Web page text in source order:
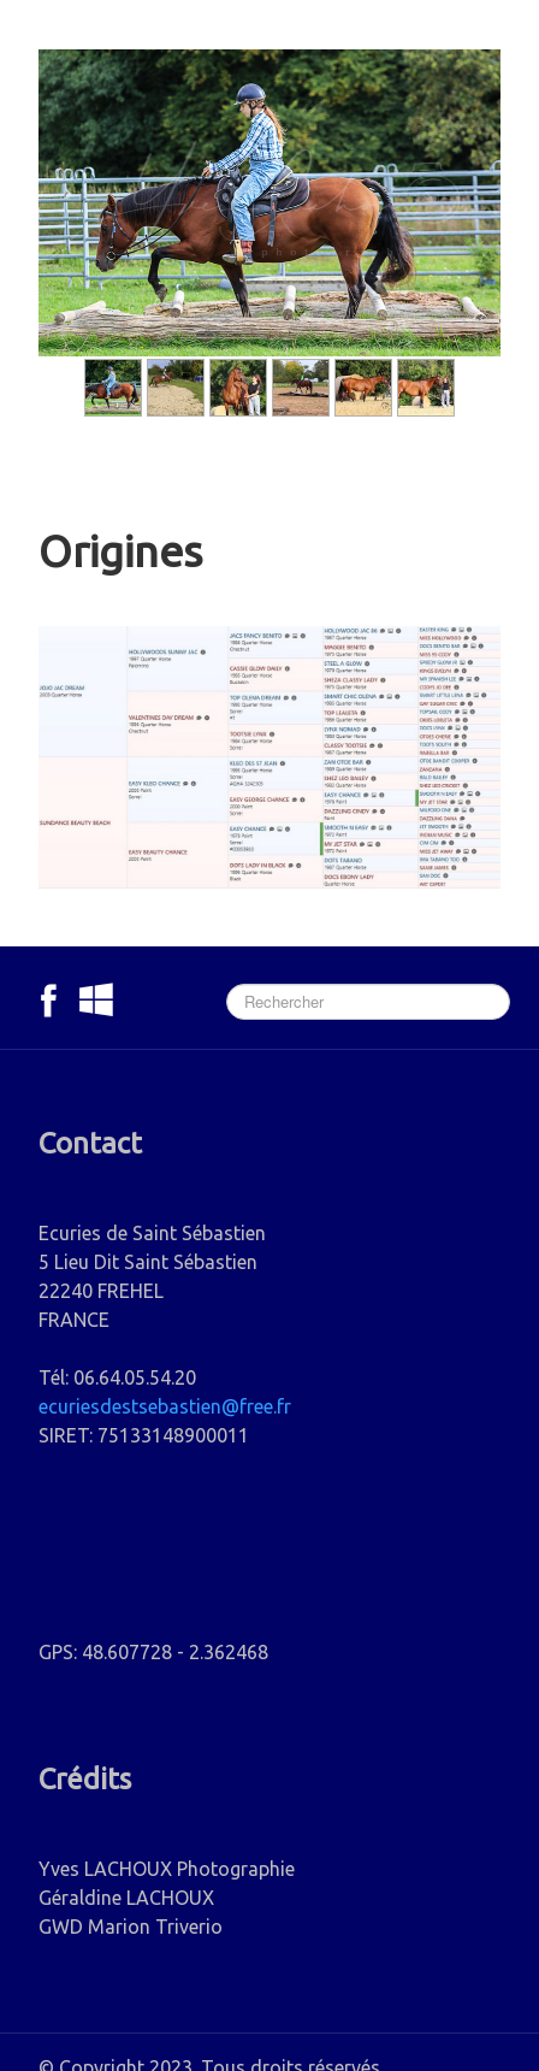
Origines
Contact
Ecuries de Saint Sébastien
5 Lieu Dit Saint Sébastien
22240 FREHEL
FRANCE
Tél: 06.64.05.54.20
ecuriesdestsebastien@free.fr
SIRET: 75133148900011
GPS: 48.607728 - 2.362468
Crédits
Yves LACHOUX Photographie
Géraldine LACHOUX
GWD Marion Triverio